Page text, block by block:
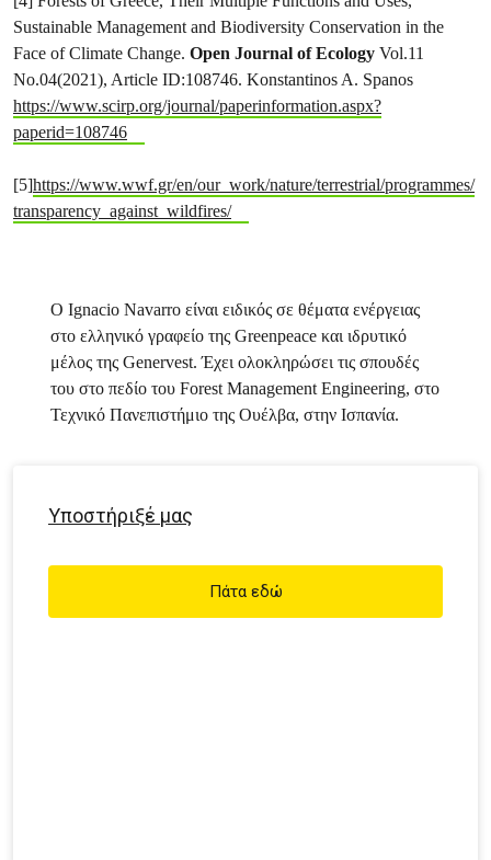
Sustainable Management and Biodiversity Conservation in the
Face of Climate Change. Open Journal of Ecology Vol.11
No.04(2021), Article ID:108746. Konstantinos A. Spanos
https://www.scirp.org/journal/paperinformation.aspx?
paperid=108746
[5]https://www.wwf.gr/en/our_work/nature/terrestrial/programmes/
transparency_against_wildfires/
Ο Ignacio Navarro είναι ειδικός σε θέματα ενέργειας
στο ελληνικό γραφείο της Greenpeace και ιδρυτικό
μέλος της Genervest. Έχει ολοκληρώσει τις σπουδές
του στο πεδίο του Forest Management Engineering, στο
Τεχνικό Πανεπιστήμιο της Ουέλβα, στην Ισπανία.
Υποστήριξέ μας
Πάτα εδώ